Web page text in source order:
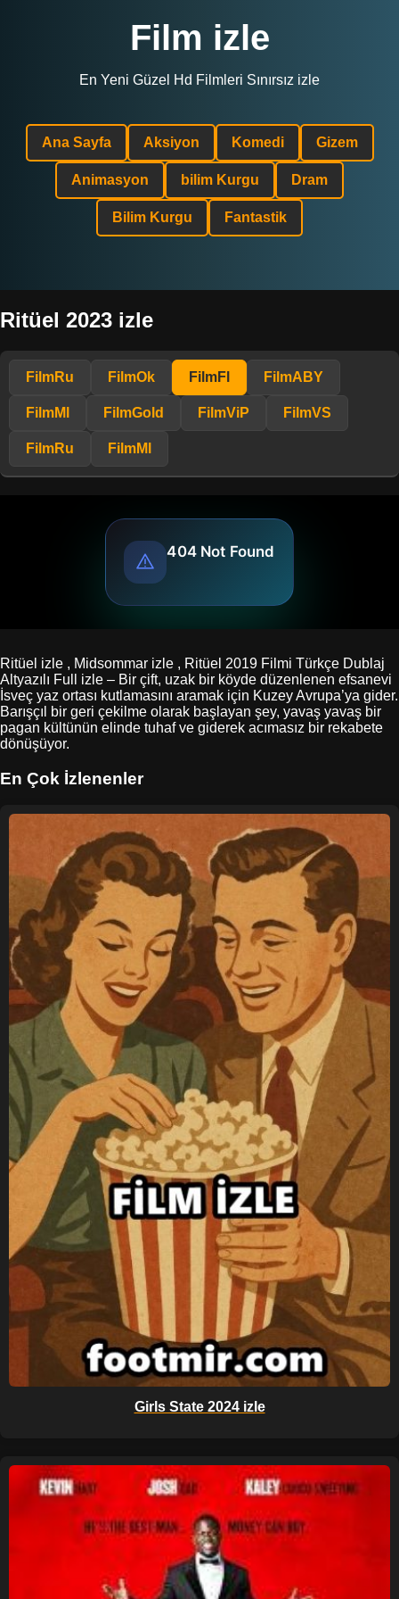
Film izle
En Yeni Güzel Hd Filmleri Sınırsız izle
Ana Sayfa Aksiyon Komedi Gizem
Animasyon bilim Kurgu Dram
Bilim Kurgu Fantastik
Ritüel 2023 izle
FilmRu FilmOk FilmFl FilmABY
FilmMl FilmGold FilmViP FilmVS
FilmRu FilmMl
Ritüel izle , Midsommar izle , Ritüel 2019 Filmi Türkçe Dublaj
Altyazılı Full izle – Bir çift, uzak bir köyde düzenlenen efsanevi
İsveç yaz ortası kutlamasını aramak için Kuzey Avrupa’ya gider.
Barışçıl bir geri çekilme olarak başlayan şey, yavaş yavaş bir
pagan kültünün elinde tuhaf ve giderek acımasız bir rekabete
dönüşüyor.
En Çok İzlenenler
Girls State 2024 izle